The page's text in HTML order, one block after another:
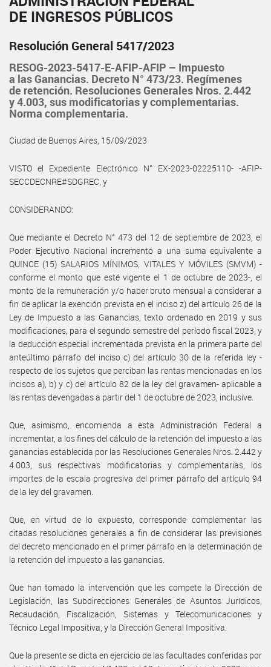
DE INGRESOS PÚBLICOS
Resolución General 5417/2023
RESOG-2023-5417-E-AFIP-AFIP – Impuesto
a las Ganancias. Decreto N° 473/23. Regímenes
de retención. Resoluciones Generales Nros. 2.442
y 4.003, sus modificatorias y complementarias.
Norma complementaria.
Ciudad de Buenos Aires, 15/09/2023
VISTO el Expediente Electrónico N° EX-2023-02225110- -AFIP-
SECCDECNRE#SDGREC, y
CONSIDERANDO:
Que mediante el Decreto N° 473 del 12 de septiembre de 2023, el
Poder Ejecutivo Nacional incrementó a una suma equivalente a
QUINCE (15) SALARIOS MÍNIMOS, VITALES Y MÓVILES (SMVM) -
conforme el monto que esté vigente el 1 de octubre de 2023-, el
monto de la remuneración y/o haber bruto mensual a considerar a
fin de aplicar la exención prevista en el inciso z) del artículo 26 de la
Ley de Impuesto a las Ganancias, texto ordenado en 2019 y sus
modificaciones, para el segundo semestre del período fiscal 2023, y
la deducción especial incrementada prevista en la primera parte del
anteúltimo párrafo del inciso c) del artículo 30 de la referida ley -
respecto de los sujetos que perciban las rentas mencionadas en los
incisos a), b) y c) del artículo 82 de la ley del gravamen- aplicable a
las rentas devengadas a partir del 1 de octubre de 2023, inclusive.
Que, asimismo, encomienda a esta Administración Federal a
incrementar, a los fines del cálculo de la retención del impuesto a las
ganancias establecida por las Resoluciones Generales Nros. 2.442 y
4.003, sus respectivas modificatorias y complementarias, los
importes de la escala progresiva del primer párrafo del artículo 94
de la ley del gravamen.
Que, en virtud de lo expuesto, corresponde complementar las
citadas resoluciones generales a fin de considerar las previsiones
del decreto mencionado en el primer párrafo en la determinación de
la retención del impuesto a las ganancias.
Que han tomado la intervención que les compete la Dirección de
Legislación, las Subdirecciones Generales de Asuntos Jurídicos,
Recaudación, Fiscalización, Sistemas y Telecomunicaciones y
Técnico Legal Impositiva, y la Dirección General Impositiva.
Que la presente se dicta en ejercicio de las facultades conferidas por